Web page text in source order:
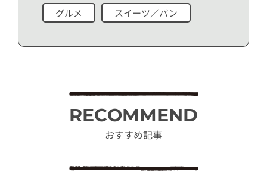
グルメ スイーツ／パン
RECOMMEND
おすすめ記事